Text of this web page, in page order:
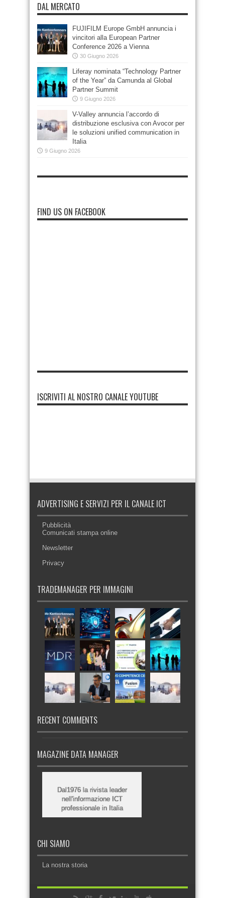
DAL MERCATO
FUJIFILM Europe GmbH annuncia i
vincitori alla European Partner
Conference 2026 a Vienna
30 Giugno 2026
Liferay nominata “Technology Partner
of the Year” da Camunda al Global
Partner Summit
9 Giugno 2026
V-Valley annuncia l’accordo di
distribuzione esclusiva con Avocor per
le soluzioni unified communication in
Italia
9 Giugno 2026
FIND US ON FACEBOOK
ISCRIVITI AL NOSTRO CANALE YOUTUBE
ADVERTISING E SERVIZI PER IL CANALE ICT
Pubblicità
Comunicati stampa online
Newsletter
Privacy
TRADEMANAGER PER IMMAGINI
RECENT COMMENTS
MAGAZINE DATA MANAGER
Dal1976 la rivista leader
nell'informazione ICT
professionale in Italia
CHI SIAMO
La nostra storia